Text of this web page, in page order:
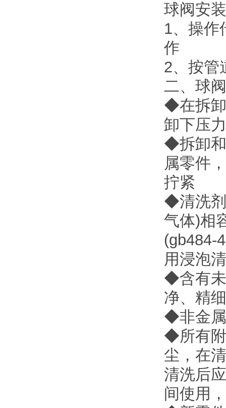
球阀安
1、操作
作
2、按管
二、球
◆在拆卸
卸下压力
◆拆卸和
属零件
拧紧
◆清洗剂
气体)相
(gb484-
用浸泡
◆含有未
净、精
◆非金属
◆所有附
尘，在
清洗后
间使用